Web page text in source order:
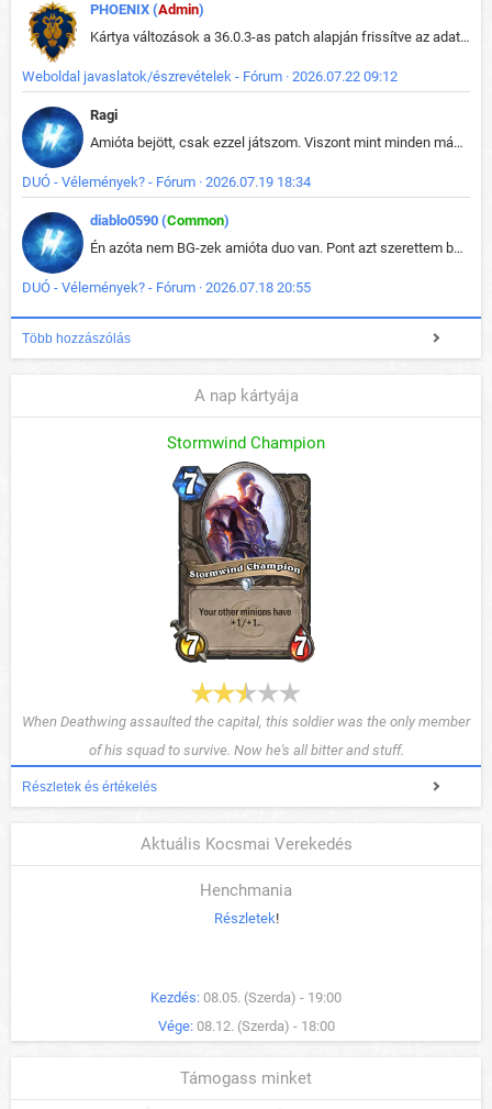
PHOENIX (Admin)
Kártya változások a 36.0.3-as patch alapján frissítve az adatbázisban (képek is cserélve).
Weboldal javaslatok/észrevételek - Fórum · 2026.07.22 09:12
Ragi
Amióta bejött, csak ezzel játszom. Viszont mint minden más - akár az alapjáték is, ez is baromira összetett lett. Néha már pár kör után is esélytelen az egész. Vagy irreállisan túltápol valaki, vagy lelép a partner, vagy csak hülye mint a segg. És amikor eljönne az én időm, na akkor jön el mindenki másé is. Engem jobban érdekelne, hogy ki milyen ratingen szokott játszani. Na ez lenne egy érdekes adat.
DUÓ - Vélemények? - Fórum · 2026.07.19 18:34
diablo0590 (Common)
Én azóta nem BG-zek amióta duo van. Pont azt szerettem benne, hogy rajtam múlik mi történik, nem pedig a társamon. Kérem vissza a régi BG-t :D
DUÓ - Vélemények? - Fórum · 2026.07.18 20:55
Több hozzászólás
A nap kártyája
Stormwind Champion
When Deathwing assaulted the capital, this soldier was the only member
of his squad to survive. Now he's all bitter and stuff.
Részletek és értékelés
Aktuális Kocsmai Verekedés
Henchmania
Részletek!
Kezdés: 08.05. (Szerda) - 19:00
Vége: 08.12. (Szerda) - 18:00
Támogass minket